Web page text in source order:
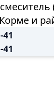
Корме и
41
41